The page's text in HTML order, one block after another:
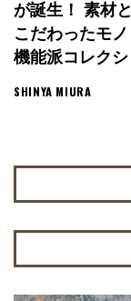
が誕生！ 素材
こだわったモ
機能派コレクシ
SHINYA MIURA